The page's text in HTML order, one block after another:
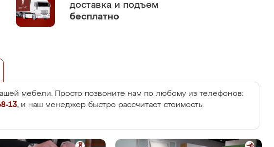
доставка и подъем
бесплатно
мебели. Просто позвоните нам по любому из телефонов:
13, и наш менеджер быстро рассчитает стоимость.